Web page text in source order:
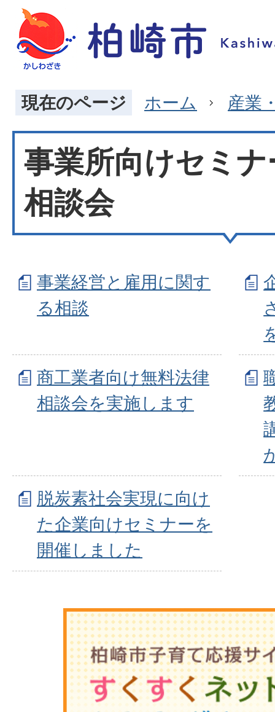
現在のページ ホーム 産業
事業所向けセミ
相談会
事業経営と雇用に関す
る相談
商工業者向け無料法律
相談会を実施します
脱炭素社会実現に向け
た企業向けセミナーを
開催しました